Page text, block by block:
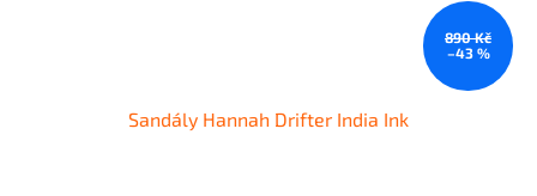
890 Kč
–43 %
Sandály Hannah Drifter India Ink